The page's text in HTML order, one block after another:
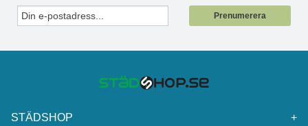
Prenumerera
STÄDSHOP +